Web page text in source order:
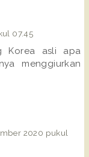
07.45
Korea asli apa
menggiurkan
2020 pukul